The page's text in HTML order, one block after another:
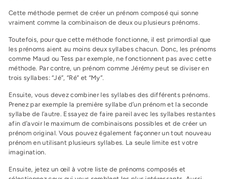
Cette méthode permet de créer un prénom composé qui sonne
vraiment comme la combinaison de deux ou plusieurs prénoms.
Toutefois, pour que cette méthode fonctionne, il est primordial que
les prénoms aient au moins deux syllabes chacun. Donc, les prénoms
comme Maud ou Tess par exemple, ne fonctionnent pas avec cette
méthode. Par contre, un prénom comme Jérémy peut se diviser en
trois syllabes: “Jé”, “Ré” et “My”.
Ensuite, vous devez combiner les syllabes des différents prénoms.
Prenez par exemple la première syllabe d’un prénom et la seconde
syllabe de l’autre. Essayez de faire pareil avec les syllabes restantes
afin d’avoir le maximum de combinaisons possibles et de créer un
prénom original. Vous pouvez également façonner un tout nouveau
prénom en utilisant plusieurs syllabes. La seule limite est votre
imagination.
Ensuite, jetez un œil à votre liste de prénoms composés et